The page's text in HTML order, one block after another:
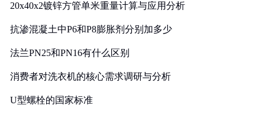
20x40x2镀锌方管单米重量计算与应用分析
抗渗混凝土中P6和P8膨胀剂分别加多少
法兰PN25和PN16有什么区别
消费者对洗衣机的核心需求调研与分析
U型螺栓的国家标准